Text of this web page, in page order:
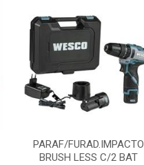
PARAF/FURAD.IMPACTO
BRUSH LESS C/2 BAT